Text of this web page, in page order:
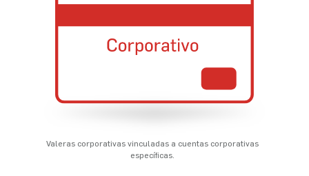
Valeras corporativas vinculadas a cuentas corporativas
específicas.